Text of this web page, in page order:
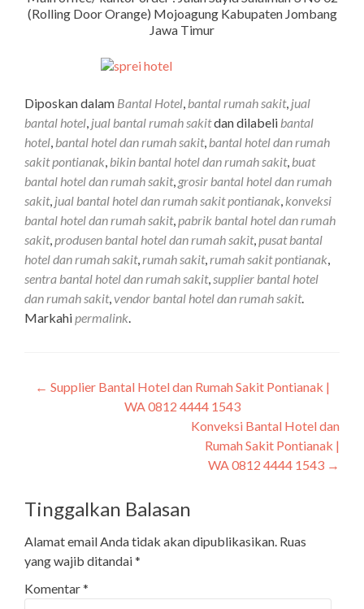
(Rolling Door Orange) Mojoagung Kabupaten Jombang
Jawa Timur
Diposkan dalam Bantal Hotel, bantal rumah sakit, jual
bantal hotel, jual bantal rumah sakitdan dilabeli bantal
hotel, bantal hotel dan rumah sakit, bantal hotel dan rumah
sakit pontianak, bikin bantal hotel dan rumah sakit, buat
bantal hotel dan rumah sakit, grosir bantal hotel dan rumah
sakit, jual bantal hotel dan rumah sakit pontianak, konveksi
bantal hotel dan rumah sakit,pabrik bantal hotel dan rumah
sakit,produsen bantal hotel dan rumah sakit,pusat bantal
hotel dan rumah sakit,rumah sakit,rumah sakit pontianak,
sentra bantal hotel dan rumah sakit,supplier bantal hotel
dan rumah sakit,vendor bantal hotel dan rumah sakit.
Markahipermalink.
← Supplier Bantal Hotel dan Rumah Sakit Pontianak |
WA 0812 4444 1543
Konveksi Bantal Hotel dan
Rumah Sakit Pontianak |
WA 0812 4444 1543 →
Tinggalkan Balasan
Alamat email Anda tidak akan dipublikasikan. Ruas
yang wajib ditandai*
Komentar*